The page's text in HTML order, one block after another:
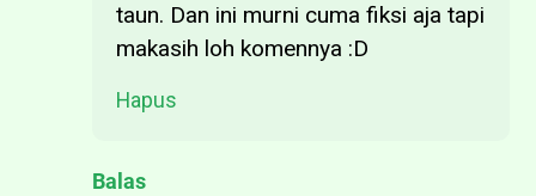
taun. Dan ini murni cuma fiksi aja tapi
makasih loh komennya :D
Hapus
Balas